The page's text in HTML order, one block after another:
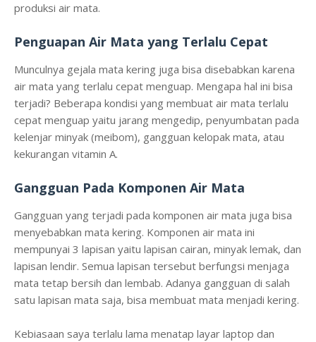
produksi air mata.
Penguapan Air Mata yang Terlalu Cepat
Munculnya gejala mata kering juga bisa disebabkan karena
air mata yang terlalu cepat menguap. Mengapa hal ini bisa
terjadi? Beberapa kondisi yang membuat air mata terlalu
cepat menguap yaitu jarang mengedip, penyumbatan pada
kelenjar minyak (meibom), gangguan kelopak mata, atau
kekurangan vitamin A.
Gangguan Pada Komponen Air Mata
Gangguan yang terjadi pada komponen air mata juga bisa
menyebabkan mata kering. Komponen air mata ini
mempunyai 3 lapisan yaitu lapisan cairan, minyak lemak, dan
lapisan lendir. Semua lapisan tersebut berfungsi menjaga
mata tetap bersih dan lembab. Adanya gangguan di salah
satu lapisan mata saja, bisa membuat mata menjadi kering.
Kebiasaan saya terlalu lama menatap layar laptop dan